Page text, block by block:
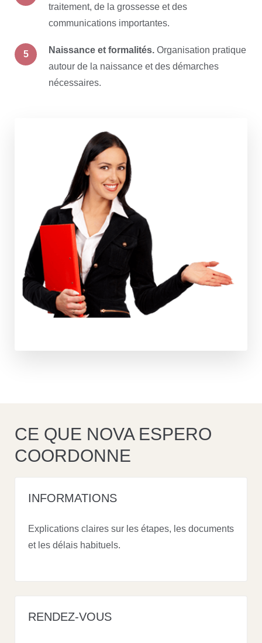
traitement, de la grossesse et des
communications importantes.
Naissance et formalités. Organisation pratique
autour de la naissance et des démarches
nécessaires.
CE QUE NOVA ESPERO
COORDONNE
INFORMATIONS
Explications claires sur les étapes, les documents
et les délais habituels.
RENDEZ-VOUS